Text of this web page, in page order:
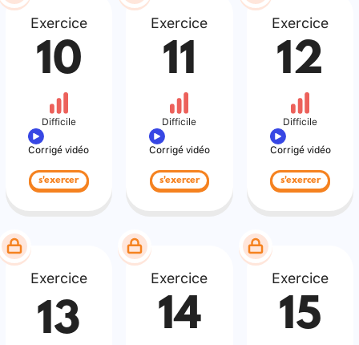
Exercice
10
Difficile
Corrigé vidéo
s'exercer
Exercice
11
Difficile
Corrigé vidéo
s'exercer
Exercice
12
Difficile
Corrigé vidéo
s'exercer
Exercice
13
Exercice
14
Exercice
15